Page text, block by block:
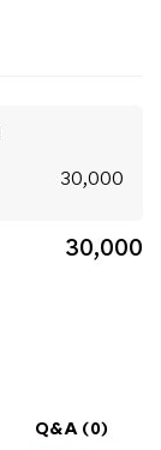
30,000
30,000
Q&A (0)